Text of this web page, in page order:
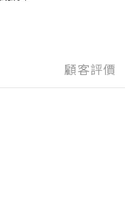
顧客評價